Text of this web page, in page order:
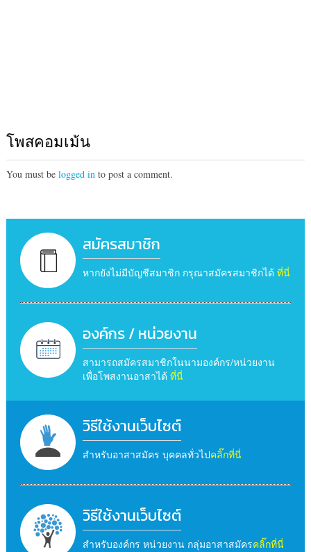
โพสคอมเม้น
You must be logged into post a comment.
สมัครสมาชิก
หากยังไม่มีบัญชีสมาชิก กรุณาสมัครสมาชิกได้ ที่นี่
องค์กร / หน่วยงาน
สามารถสมัครสมาชิกในนามองค์กร/หน่วยงาน
เพื่อโพสงานอาสาได้ ที่นี่
วิธีใช้งานเว็บไซต์
สำหรับอาสาสมัคร บุคคลทั่วไปคลิ๊กที่นี่
วิธีใช้งานเว็บไซต์
สำหรับองค์กร หน่วยงาน กลุ่มอาสาสมัครคลิ๊กที่นี่